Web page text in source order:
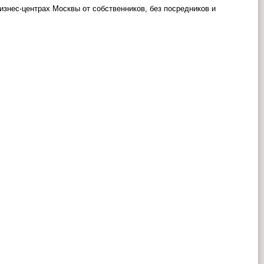
центрах Москвы от собственников, без посредников и